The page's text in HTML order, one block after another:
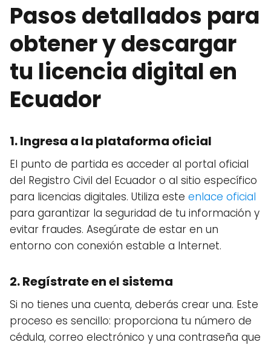
Pasos detallados para
obtener y descargar
tu licencia digital en
Ecuador
1. Ingresa a la plataforma oficial
El punto de partida es acceder al portal oficial
del Registro Civil del Ecuador o al sitio específico
para licencias digitales. Utiliza este enlace oficial
para garantizar la seguridad de tu información y
evitar fraudes. Asegúrate de estar en un
entorno con conexión estable a Internet.
2. Regístrate en el sistema
Si no tienes una cuenta, deberás crear una. Este
proceso es sencillo: proporciona tu número de
cédula, correo electrónico y una contraseña que